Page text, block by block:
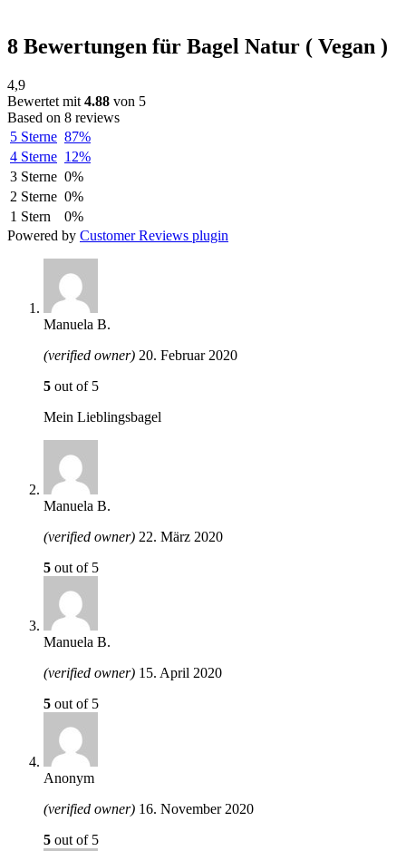
8 Bewertungen für Bagel Natur ( Vegan )
4,9
Bewertet mit 4.88 von 5
Based on 8 reviews
5 Sterne 87%
4 Sterne 12%
3 Sterne 0%
2 Sterne 0%
1 Stern
0%
Powered by Customer Reviews plugin
Manuela B.
(verified owner) 20. Februar 2020
5 out of 5
Mein Lieblingsbagel
Manuela B.
(verified owner) 22. März 2020
5 out of 5
Manuela B.
(verified owner) 15. April 2020
5 out of 5
Anonym
(verified owner) 16. November 2020
5 out of 5